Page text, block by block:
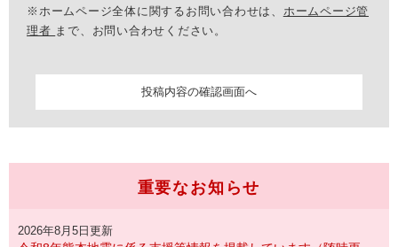
※ホームページ全体に関するお問い合わせは、 ホームページ管
理者 まで、お問い合わせください。
重要なお知らせ
2026年8月5日更新